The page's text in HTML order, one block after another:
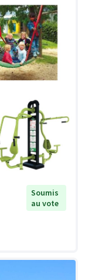
Soumis
au vote